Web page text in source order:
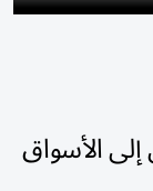
الأسواق